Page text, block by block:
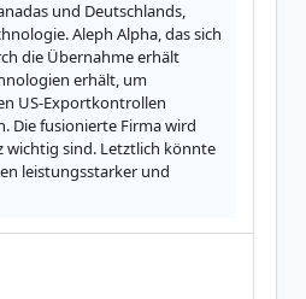
und Deutschlands,
Aleph Alpha, das sich
die Übernahme erhält
erhält, um
US-Exportkontrollen
Die fusionierte Firma wird
wichtig sind. Letztlich könnte
leistungsstarker und